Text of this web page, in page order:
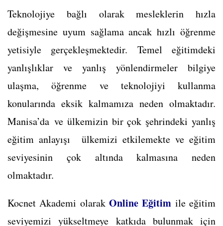
Teknolojiye bağlı olarak mesleklerin hızla
değişmesine uyum sağlama ancak hızlı öğrenme
yetisiyle gerçekleşmektedir. Temel eğitimdeki
yanlışlıklar ve yanlış yönlendirmeler bilgiye
ulaşma, öğrenme ve teknolojiyi kullanma
konularında eksik kalmamıza neden olmaktadır.
Manisa’da ve ülkemizin bir çok şehrindeki yanlış
eğitim anlayışı ülkemizi etkilemekte ve eğitim
seviyesinin çok altında kalmasına neden
olmaktadır.
Kocnet Akademi olarak Online Eğitim ile eğitim
seviyemizi yükseltmeye katkıda bulunmak için